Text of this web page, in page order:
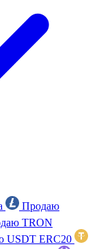
Продаю
TRON
USDT ERC20